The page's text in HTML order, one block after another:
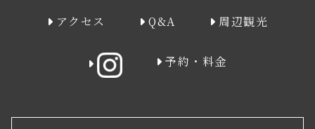
アクセス Q&A 周辺観光
予約・料金